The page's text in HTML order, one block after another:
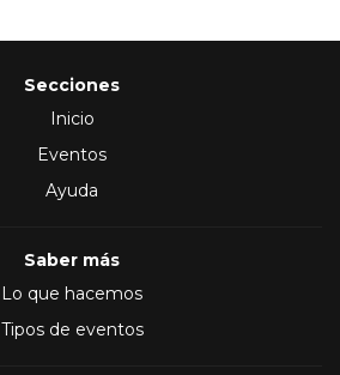
Secciones
Inicio
Eventos
Ayuda
Saber más
Lo que hacemos
Tipos de eventos